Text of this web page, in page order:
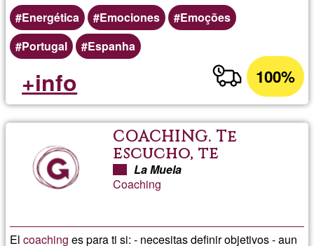
Energética
Emociones
Emoções
Portugal
Espanha
100%
+info
COACHING. Te
escucho, te
acompaño.
La Muela
Coaching
Elcoaching es para ti si: - necesitas definir objetivos - aun